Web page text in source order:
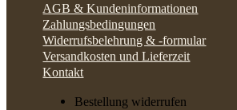
AGB & Kundeninformationen
Zahlungsbedingungen
Widerrufsbelehrung & -formular
Versandkosten und Lieferzeit
Kontakt
Bestellung widerrufen